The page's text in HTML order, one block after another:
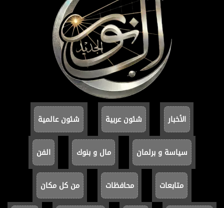
الأخبار شئون عربية شئون عالمية
سياسة و برلمان مال و بنوك الفن
متابعات محافظات من كل مكان